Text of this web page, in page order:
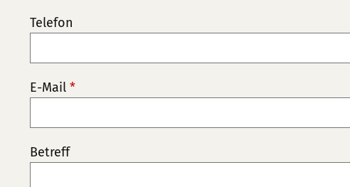
Telefon
E-Mail *
Betreff